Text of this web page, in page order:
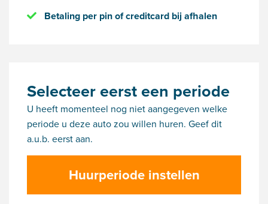
Betaling per pin of creditcard bij afhalen
Selecteer eerst een periode
U heeft momenteel nog niet aangegeven welke
periode u deze auto zou willen huren. Geef dit
a.u.b. eerst aan.
Huurperiode instellen